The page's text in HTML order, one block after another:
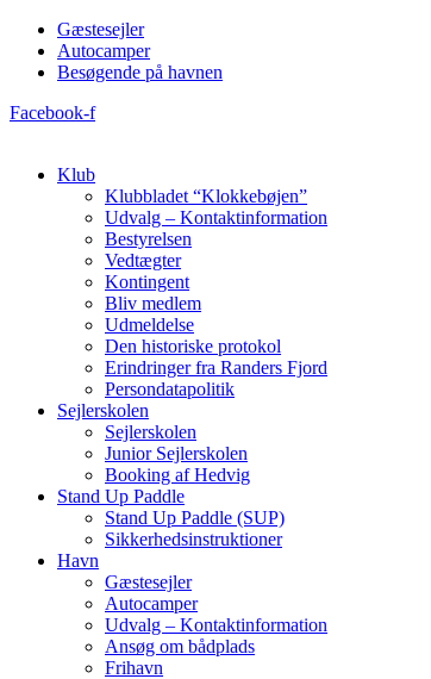
Videre
indhold
Gæstesejler
Autocamper
Besøgende på havnen
Facebook-f
Klub
Klubbladet “Klokkebøjen”
Udvalg – Kontaktinformation
Bestyrelsen
Vedtægter
Kontingent
Bliv medlem
Udmeldelse
Den historiske protokol
Erindringer fra Randers Fjord
Persondatapolitik
Sejlerskolen
Sejlerskolen
Junior Sejlerskolen
Booking af Hedvig
Stand Up Paddle
Stand Up Paddle (SUP)
Sikkerhedsinstruktioner
Havn
Gæstesejler
Autocamper
Udvalg – Kontaktinformation
Ansøg om bådplads
Frihavn